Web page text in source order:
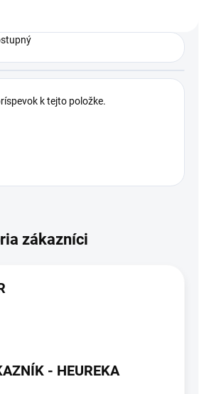
k tejto položke.
- HEUREKA